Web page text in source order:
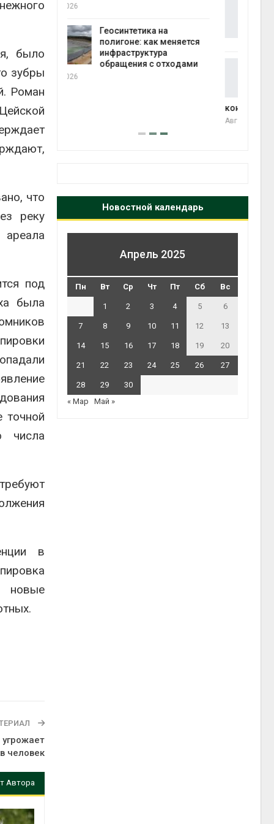
было
зубры
Роман
что
реку
под
была
точной
числа
в
новые
человек
Автора
Авг 7, 2026
Минприроды
Новостной календарь
Апрель 2025
Пн Вт Ср Чт Пт Сб Вс
1 2 3 4 5 6
7 8 9 10 11 12 13
14 15 16 17 18 19 20
21 22 23 24 25 26 27
28 29
30
« Мар
Май »